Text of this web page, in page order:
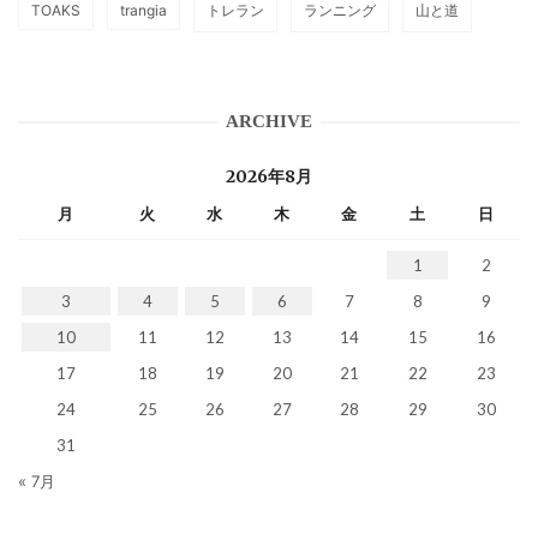
TOAKS trangia トレラン ランニング 山と道
ARCHIVE
2026年8月
月 火 水 木 金 土 日
1
2
3
4 5 6 7 8
9
10
11 12 13 14 15
16
17
18 19 20 21 22
23
24
25 26 27 28 29
30
31
« 7月